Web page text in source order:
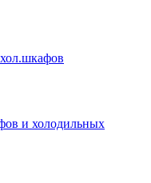
и холодильных